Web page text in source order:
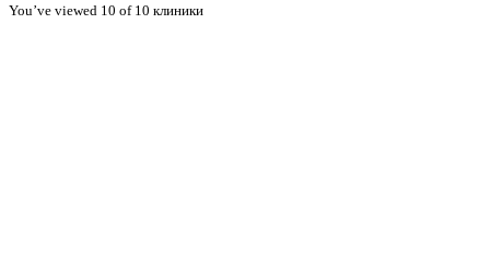
You’ve viewed 10 of 10 клиники